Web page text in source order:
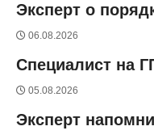
Эксперт о
06.08.2026
Специалист на
05.08.2026
Эксперт